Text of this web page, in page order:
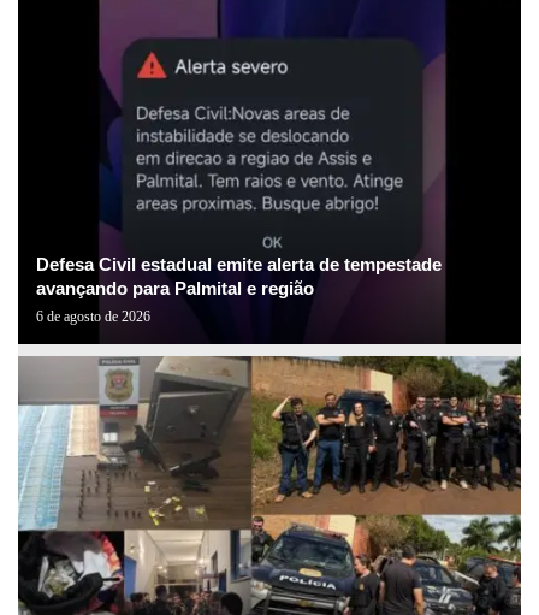
Defesa Civil estadual emite alerta de tempestade
avançando para Palmital e região
6 de agosto de 2026